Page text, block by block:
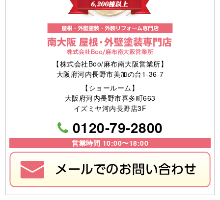
【株式会社Boo/麻布南大阪営業所】
大阪府河内長野市美加の台1-36-7
【ショールーム】
大阪府河内長野市喜多町663
イズミヤ河内長野店3F
0120-79-2800
営業時間 10:00〜18:00